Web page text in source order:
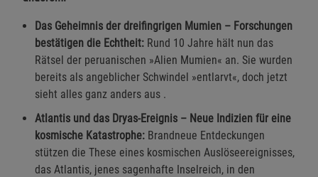
Das Geheimnis der dreifingrigen Mumien – Forschungen
bestätigen die Echtheit: Rund 10 Jahre hält nun das
Rätsel der peruanischen »Alien Mumien« an. Sie wurden
bereits als angeblicher Schwindel »entlarvt«, doch jetzt
sieht alles ganz anders aus .
Atlantis und das Dryas-Ereignis – Neue Indizien für eine
kosmische Katastrophe: Brandneue Entdeckungen
stützen die These eines kosmischen Auslöseereignisses,
das Atlantis, jenes sagenhafte Inselreich, in den